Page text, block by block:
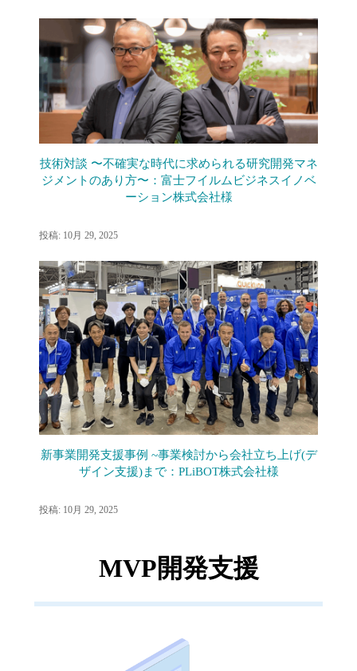
技術対談 〜不確実な時代に求められる研究開発マネ
ジメントのあり方〜：富士フイルムビジネスイノベ
ーション株式会社様
投稿: 10月 29, 2025
新事業開発支援事例 ~事業検討から会社立ち上げ(デ
ザイン支援)まで：PLiBOT株式会社様
投稿: 10月 29, 2025
MVP開発支援